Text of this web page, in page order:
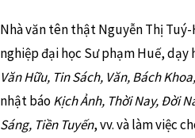
Nhà văn tên thật Nguyễn Thị
nghiệp đại học Sư phạm Huế, dạy
Văn Hữu, Tin Sách, Văn, Bách
nhật báoKịch Ảnh, Thời Nay, Đời
Sáng, Tiền Tuyến, vv. và làm việc